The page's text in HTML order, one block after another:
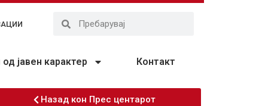
јавен карактер Контакт
Назад кон Прес центарот